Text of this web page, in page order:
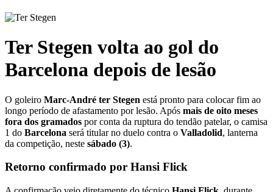
Ter Stegen volta ao gol do
Barcelona depois de lesão
O goleiro Marc-André ter Stegen está pronto para colocar fim ao
longo período de afastamento por lesão. Após mais de oito meses
fora dos gramados por conta da ruptura do tendão patelar, o camisa
1 do Barcelona será titular no duelo contra o Valladolid, lanterna
da competição, neste sábado (3).
Retorno confirmado por Hansi Flick